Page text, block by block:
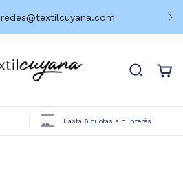
redes@textilcuyana.com
Hasta 6 cuotas sin interés